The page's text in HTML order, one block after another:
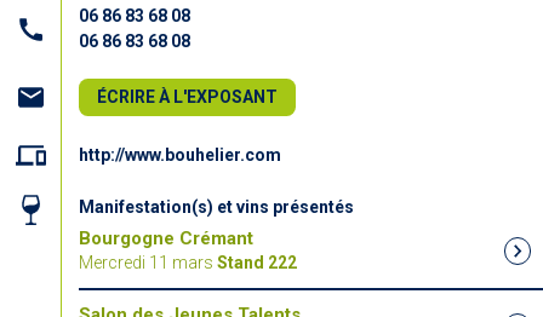
06 86 83 68 08
06 86 83 68 08
ÉCRIRE À L'EXPOSANT
http://www.bouhelier.com
Manifestation(s) et vins présentés
Bourgogne Crémant
Mercredi 11 mars Stand 222